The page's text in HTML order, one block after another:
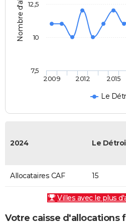
Le
2009 2012 2015
7,5
10
12,5
2024 Le
Allocataires CAF 15
Villes avec le plus
Votre caisse d'allocations